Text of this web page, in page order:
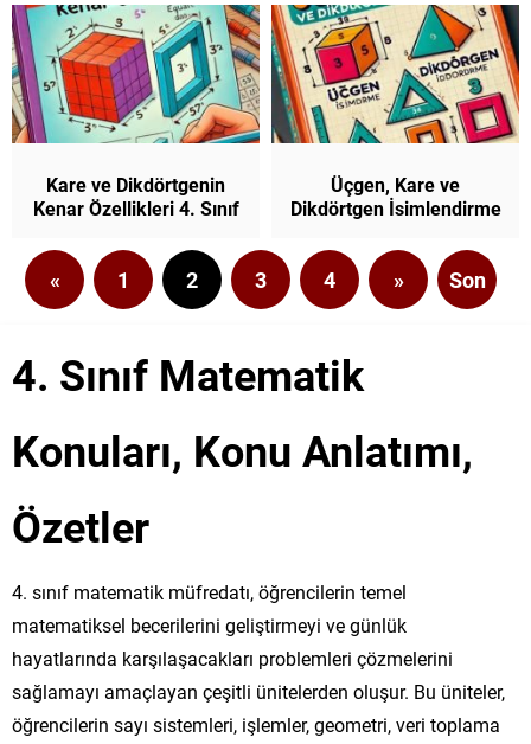
Matematik
Kare ve Dikdörtgenin
Kenar Özellikleri 4. Sınıf
Üçgen, Kare ve
Dikdörtgen İsimlendirme
« 1 2 3 4 » Son
4. Sınıf Matematik
Konuları, Konu Anlatımı,
Özetler
4. sınıf matematik müfredatı, öğrencilerin temel
matematiksel becerilerini geliştirmeyi ve günlük
hayatlarında karşılaşacakları problemleri çözmelerini
sağlamayı amaçlayan çeşitli ünitelerden oluşur. Bu üniteler,
öğrencilerin sayı sistemleri, işlemler, geometri, veri toplama